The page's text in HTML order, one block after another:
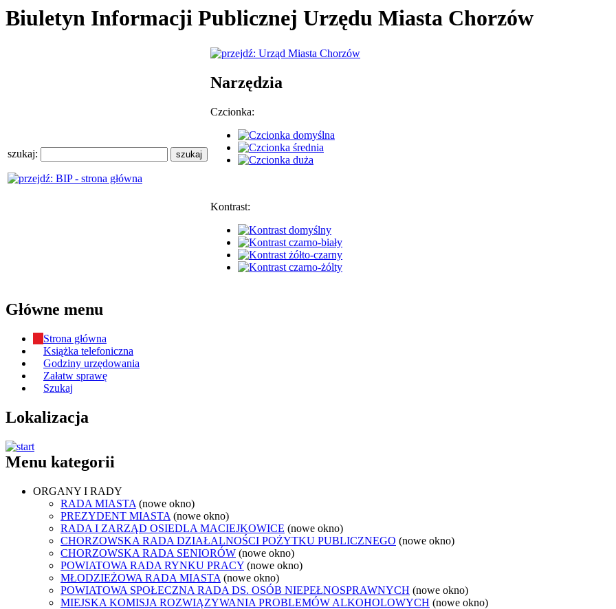
Biuletyn Informacji Publicznej Urzędu Miasta Chorzów
szukaj:
Narzędzia
Czcionka:
Kontrast:
Główne menu
Strona główna
Książka telefoniczna
Godziny urzędowania
Załatw sprawę
Szukaj
Lokalizacja
Menu kategorii
ORGANY I RADY
RADA MIASTA (nowe okno)
PREZYDENT MIASTA (nowe okno)
RADA I ZARZĄD OSIEDLA MACIEJKOWICE (nowe okno)
CHORZOWSKA RADA DZIAŁALNOŚCI POŻYTKU PUBLICZNEGO (nowe okno)
CHORZOWSKA RADA SENIORÓW (nowe okno)
POWIATOWA RADA RYNKU PRACY (nowe okno)
MŁODZIEŻOWA RADA MIASTA (nowe okno)
POWIATOWA SPOŁECZNA RADA DS. OSÓB NIEPEŁNOSPRAWNYCH (nowe okno)
MIEJSKA KOMISJA ROZWIĄZYWANIA PROBLEMÓW ALKOHOLOWYCH (nowe okno)